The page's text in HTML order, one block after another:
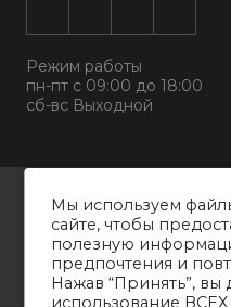
Режим работы
пн-пт с 09:00 до 18:00
сб-вс Выходной
Все права защищены ©
ООО "ДИЗАЛЬТ"
ИНН 6318069799 ОГРН
Политика
Согласие на обработку
Мы используем
сайте, чтобы
полезную
предпочтения и
Нажав “Принять”, вы
использование